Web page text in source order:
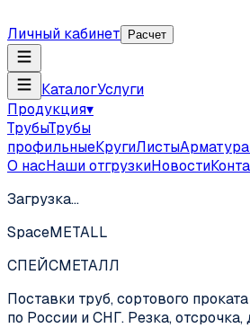
Личный кабинет Расчет
КаталогУслуги
Продукция▾
ТрубыТрубы
профильныеКругиЛистыАрматура
О насНаши отгрузкиНовости
Загрузка…
SpaceMETALL
СПЕЙСМЕТАЛЛ
Поставки труб, сортового
по России и СНГ. Резка, отсрочка,